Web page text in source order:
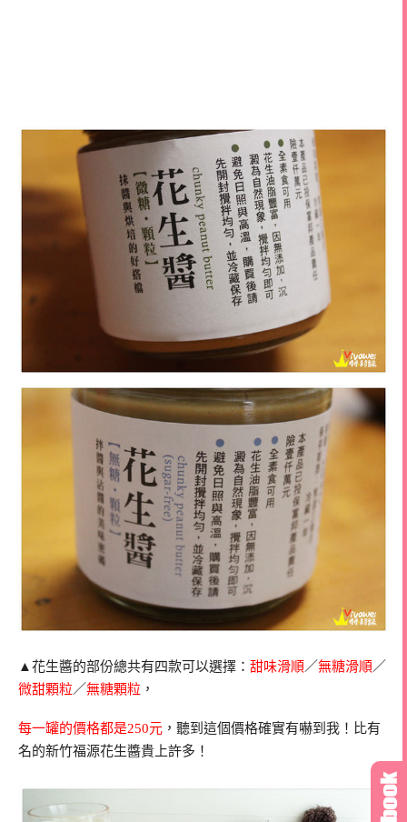
▲花生醬的部份總共有四款可以選擇： 甜味滑順／無糖滑順／
微甜顆粒／無糖顆粒 ，
每一罐的價格都是250元 ，聽到這個價格確實有嚇到我！比有
名的新竹福源花生醬貴上許多！